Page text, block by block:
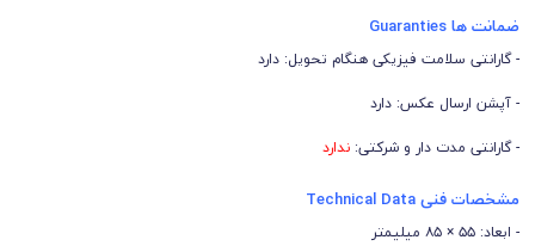
ضمانت ها Guaranties
- گارانتی سلامت فیزیکی هنگام تحویل: دارد
- آپشن ارسال عکس: دارد
- گارانتی مدت دار و شرکتی: ندارد
مشخصات فنی Technical Data
- ابعاد: ۵۵ × ۸۵ میلیمتر